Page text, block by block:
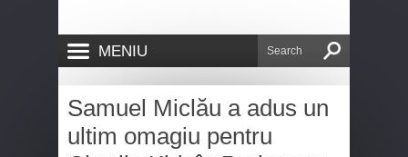
MENIU
Samuel Miclău a adus un
ultim omagiu pentru